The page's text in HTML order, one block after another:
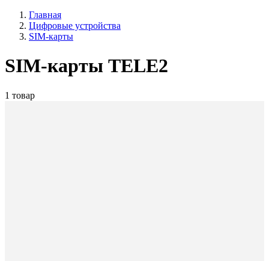
Главная
Цифровые устройства
SIM-карты
SIM-карты TELE2
1 товар